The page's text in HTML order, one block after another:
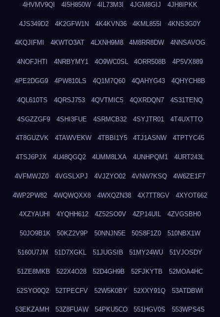
4HVMV9QI 4I5H850W 4IL73M3I 4JGM8GIJ 4JH8IPKK
4JS349D2 4K2GFW1N 4K4KVN36 4KML855I 4KNS3G0Y
4KQJIFMI 4KWTO3AT 4LXNH9M8 4M8RR8DW 4NNSAVOG
4NOFJHTI 4NRBYMY1 4O9WC0SL 4ORR508B 4P5VX889
4PE2DGG9 4PW810LS 4Q1M7Q60 4QAHYG43 4QHYCH8B
4QL610TS 4QRSJ753 4QVTMIC5 4QXRDQN7 4S31TENQ
4SGZZGF9 4SHI3FUE 4SRMCB32 4SYJTR01 4T4UXTTO
4T8GUZVK 4TAWVEKW 4TBBI1Y5 4TJ1ASNW 4TPTYC45
4TSJ6PJX 4U48QGQ2 4UMM8LXA 4UNHPQM1 4URT243L
4VFMWJZ0 4VGSLXPJ 4VJZYO02 4VNW7KSQ 4W6ZE1F7
4WP2PW82 4WQWQXX8 4WXQZN38 4X7TT8GV 4XYOT662
4XZYAUHI 4YQHH612 4Z52SO0V 4ZP14UIL 4ZVGSBH0
50JO9B1K 50KZ2V9P 50NNJN5E 50S8F1Z0 510NBX1W
5160U7JM 51D7XGKL 51JUGSIB 51MY24WU 51VJOSDY
51ZE8MKB 522X4O28 52D4GH9B 52FJKYTB 52MOA4HC
52SYO0Q2 52TPECFV 52W5K0BY 52XXY91Q 53ATDBWI
53EKZAMH 53Z8FUAW 54PKU5CO 551HGV0S 553WPS4S